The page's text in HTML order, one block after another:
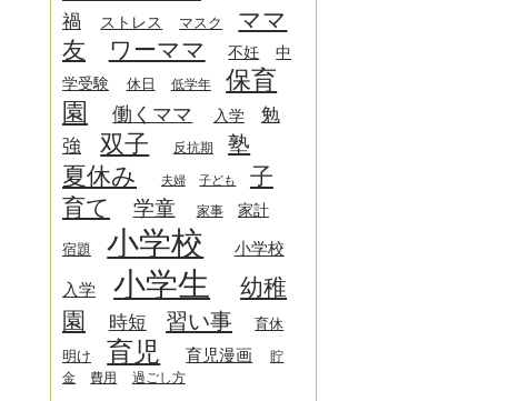
禍
ストレス マスク
ママ
友
ワーママ 不妊
中
学受験
休日 低学年
保育
園
働くママ 入学
勉
強
双子 反抗期 塾
夏休み 夫婦 子ども
子
育て
学童 家事 家計
宿題 小学校 小学校
入学 小学生
幼稚
園
時短 習い事
育休
明け
育児 育児漫画
貯
金
費用 過ごし方